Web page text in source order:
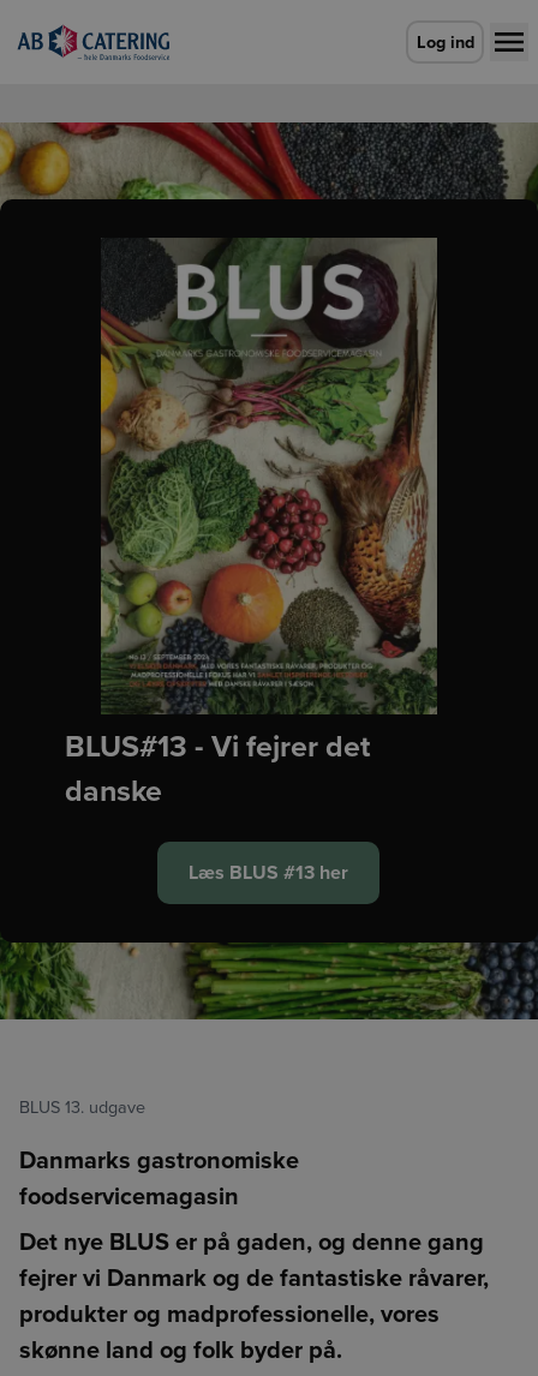
Gå til forsiden
Log ind
BLUS#13 - Vi fejrer det
danske
Læs BLUS #13 her
BLUS 13. udgave
Danmarks gastronomiske
foodservicemagasin
Det nye BLUS er på gaden, og denne gang
fejrer vi Danmark og de fantastiske råvarer,
produkter og madprofessionelle, vores
skønne land og folk byder på.